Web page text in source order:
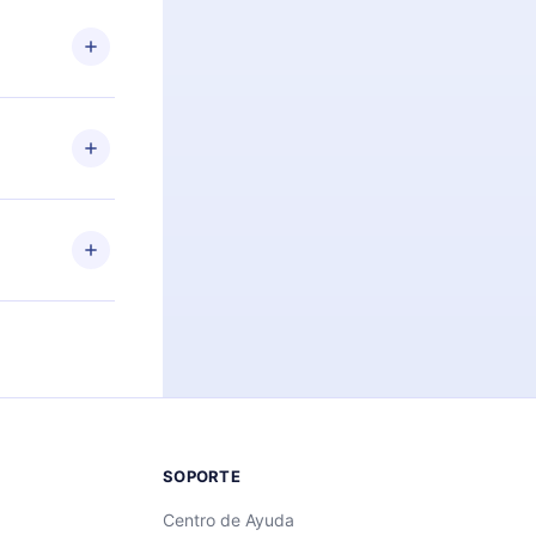
el
de
más de
leer o
iOS,
momento
SOPORTE
Centro de Ayuda